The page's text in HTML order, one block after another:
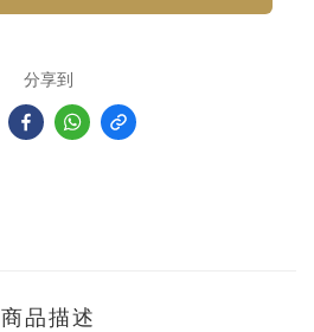
分享到
商品描述